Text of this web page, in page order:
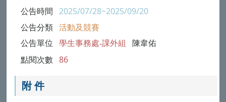
公告時間 2025/07/28~2025/09/20
公告分類 活動及競賽
公告單位 學生事務處-課外組 陳韋佑
點閱次數 86
附 件